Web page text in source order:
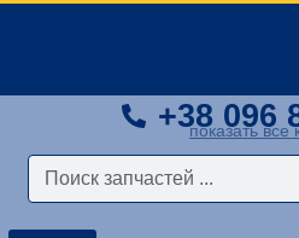
+38 096
показать все
Поиск